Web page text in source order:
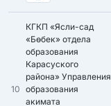
10
КГКП «Ясли-сад
«Бөбек» отдела
образования
Карасуского
района» Управления
образования
акимата